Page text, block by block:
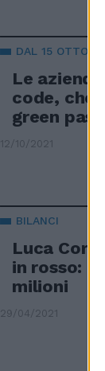
DAL 15 OTTOBRE
Le
code, che
green pass
12/10/2021
BILANCI
Luca
in rosso:
milioni
29/04/2021